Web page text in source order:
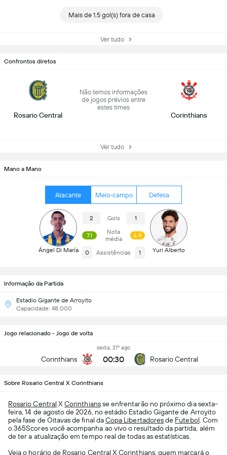
Mais de 1.5 gol(s) fora de casa
Ver tudo
Mano a Mano
Atacante Meio-campo Defesa
Ángel Di María
2 Gols 1
7.1
Nota
média
6.9
0 Assistências 1 Yuri Alberto
Informação da Partida
Estadio Gigante de Arroyito
Capacidade: 48,000
Confrontos diretos
Rosario Central
Não temos informações
de jogos prévios entre
estes times
Corinthians
Ver tudo
Jogo relacionado - Jogo de volta
Corinthians
sexta, 21º ago
00:30 Rosario Central
Sobre Rosario Central X Corinthians
Rosario Central XCorinthiansse enfrentarão no próximo dia sexta-
feira, 14 de agosto de 2026, no estádio Estadio Gigante de Arroyito
pela fase de Oitavas de final daCopa Libertadoresde Futebol . Com
o 365Scores você acompanha ao vivo o resultado da partida, além
de ter a atualização em tempo real de todas as estatísticas.
Veja o horário de Rosario Central X Corinthians, quem marcará o